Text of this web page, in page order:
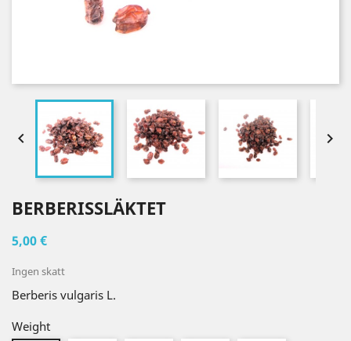
 
BERBERISSLÄKTET
5,00 €
Ingen skatt
Berberis vulgaris L.
Weight